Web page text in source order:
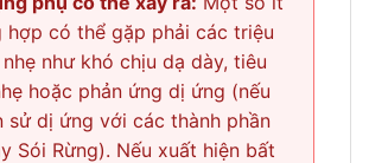
hợp có thể gặp phải các triệu
như khó chịu dạ dày, tiêu
hoặc phản ứng dị ứng (nếu
sử dị ứng với các thành phần
Sói Rừng). Nếu xuất hiện bất